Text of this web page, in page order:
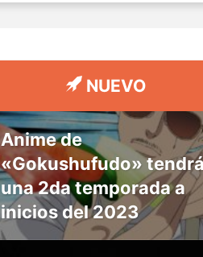
NUEVO
Anime de
«Gokushufudo»
una 2da temporada a
inicios del 2023